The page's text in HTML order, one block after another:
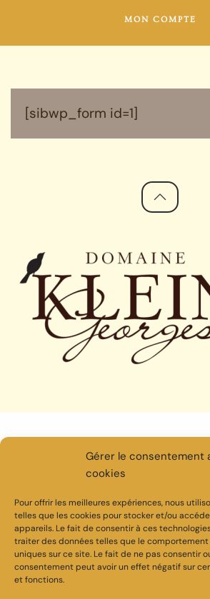
Gérer le consentement
cookies
Pour offrir les meilleures expériences, nous
telles que les cookies pour stocker et/ou
appareils. Le fait de consentir à ces
traiter des données telles que le comportement
uniques sur ce site. Le fait de ne pas consentir
consentement peut avoir un effet négatif sur
et fonctions.
MON COMPTE
[sibwp_form id=1]
Ouvert de 8h à 12h et de 14h
au samedi | Sur rendez-vous
VINS GEORGES KLEIN EN